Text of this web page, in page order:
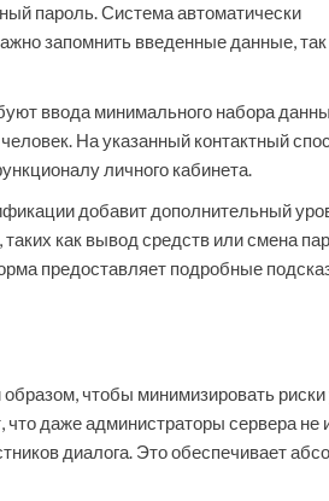
пароль. Система автоматически
запомнить введенные данные, так
ввода минимального набора
На указанный контактный
личного кабинета.
добавит дополнительный
как вывод средств или смена
предоставляет подробные
чтобы минимизировать риски
даже администраторы сервера не
диалога. Это обеспечивает